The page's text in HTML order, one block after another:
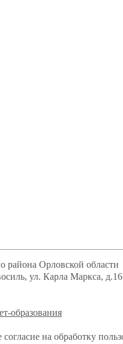
района Орловской области
ул. Карла Маркса, д.16
образования
на обработку